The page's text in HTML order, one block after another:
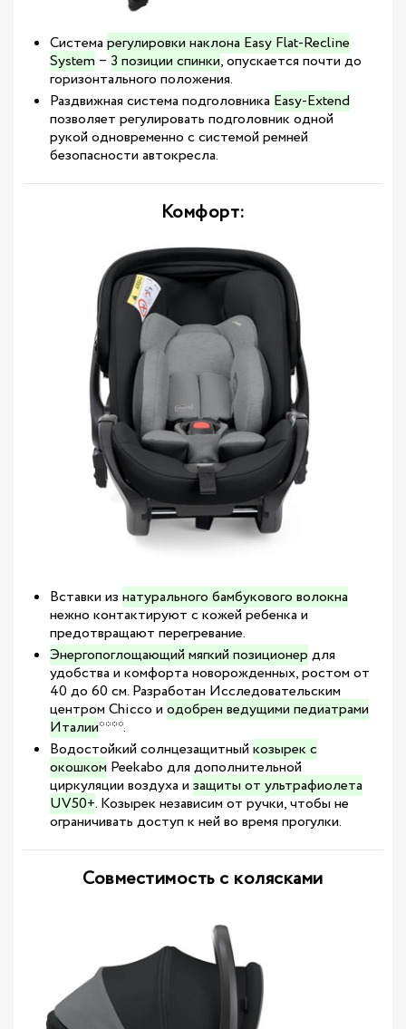
Система регулировки наклона Easy Flat-Recline
System ‒ 3 позиции спинки, опускается почти до
горизонтального положения.
Раздвижная система подголовника Easy-Extend
позволяет регулировать подголовник одной
рукой одновременно с системой ремней
безопасности автокресла.
Комфорт:
Вставки из натурального бамбукового волокна
нежно контактируют с кожей ребенка и
предотвращают перегревание.
Энергопоглощающий мягкий позиционер для
удобства и комфорта новорожденных, ростом от
40 до 60 см. Разработан Исследовательским
центром Chicco и одобрен ведущими педиатрами
Италии****.
Водостойкий солнцезащитный козырек с
окошком Peekabo для дополнительной
циркуляции воздуха и защиты от ультрафиолета
UV50+. Козырек независим от ручки, чтобы не
ограничивать доступ к ней во время прогулки.
Совместимость с колясками